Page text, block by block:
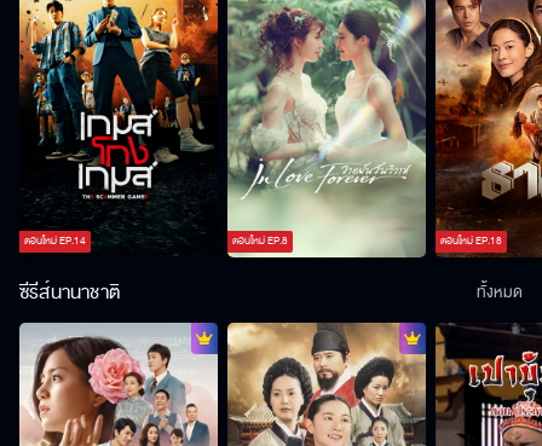
ตอนใหม่EP.14 ตอนใหม่EP.8 ตอนใหม่EP.18
ซีรีส์นานาชาติ ทั้งหมด